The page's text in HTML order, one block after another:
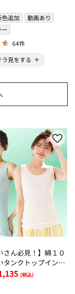
色追加
動画あり
64件
ラ見をする
さん必見！】綿１０
タンクトップインナ
ラボ＞(税込)